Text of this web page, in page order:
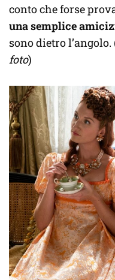
conto che forse
una semplice
sono dietro l’angolo.
foto)